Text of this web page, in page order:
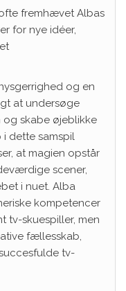
fremhævet Albas
for nye idéer,
og en
at undersøge
og skabe øjeblikke
dette samspil
at magien opstår
scener,
i nuet. Alba
kompetencer
tv-skuespiller, men
fællesskab,
tv-